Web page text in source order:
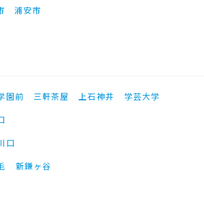
浦安市
園前 三軒茶屋 上石神井
学芸大学
口
新鎌ヶ谷